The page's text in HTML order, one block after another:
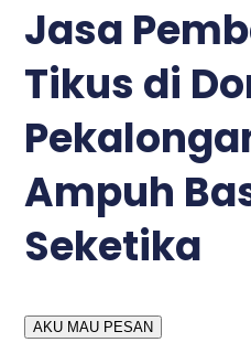
Jasa
Tikus di
Ampuh
Seketika
AKU MAU PESAN